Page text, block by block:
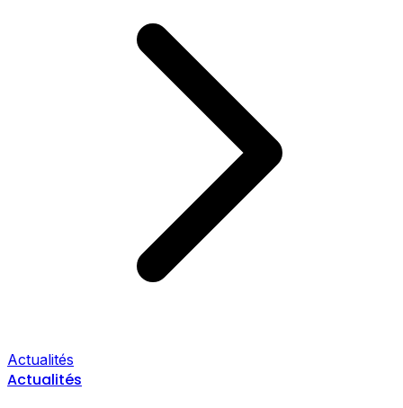
Actualités
Actualités